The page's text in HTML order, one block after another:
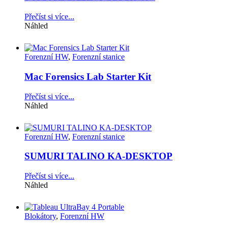
Přečíst si více...
Náhled
Forenzní HW, Forenzní stanice
Mac Forensics Lab Starter Kit
Přečíst si více...
Náhled
Forenzní HW, Forenzní stanice
SUMURI TALINO KA-DESKTOP
Přečíst si více...
Náhled
Blokátory, Forenzní HW